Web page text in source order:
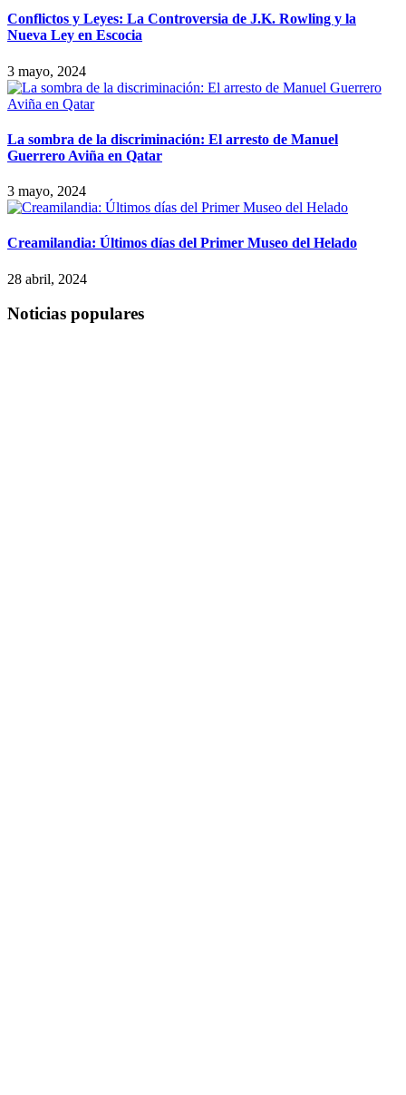
Conflictos y Leyes: La Controversia de J.K. Rowling y la
Nueva Ley en Escocia
3 mayo, 2024
La sombra de la discriminación: El arresto de Manuel
Guerrero Aviña en Qatar
3 mayo, 2024
Creamilandia: Últimos días del Primer Museo del Helado
28 abril, 2024
Noticias populares